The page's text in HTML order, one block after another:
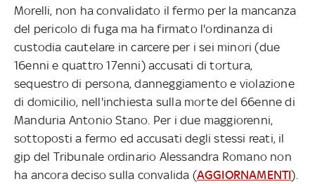
Morelli, non ha convalidato il fermo per la mancanza
del pericolo di fuga ma ha firmato l'ordinanza di
custodia cautelare in carcere per i sei minori (due
16enni e quattro 17enni) accusati di tortura,
sequestro di persona, danneggiamento e violazione
di domicilio, nell'inchiesta sulla morte del 66enne di
Manduria Antonio Stano. Per i due maggiorenni,
sottoposti a fermo ed accusati degli stessi reati, il
gip del Tribunale ordinario Alessandra Romano non
ha ancora deciso sulla convalida (AGGIORNAMENTI).